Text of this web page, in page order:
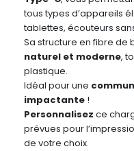
tous types d’appareils
tablettes, écouteurs
Sa structure en fibre de
naturel et moderne,
plastique.
Idéal pour une
impactante !
Personnalisez ce
prévues pour
de votre choix.